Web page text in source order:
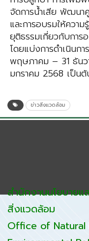
จัดการน้ำเสีย พัฒนา
และการอบรมให้ควา
ยุติธรรมเกี่ยวกับการ
โดยแบ่งการดำเนินก
พฤษภาคม – 31 ธัน
มกราคม 2568 เป็นต้
ข่าวสิ่งแวดล้อม
สำนักงานนโยบายแ
สิ่งแวดล้อม
Office of Natural